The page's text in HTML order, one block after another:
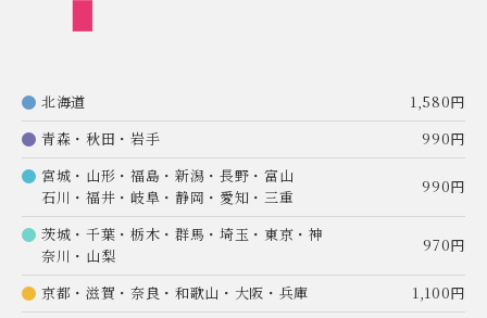
北海道
1,580円
青森・秋田・岩手
990円
宮城・山形・福島・新潟・長野・富山
石川・福井・岐阜・静岡・愛知・三重
990円
茨城・千葉・栃木・群馬・埼玉・東京・神
奈川・山梨
970円
京都・滋賀・奈良・和歌山・大阪・兵庫
1,100円